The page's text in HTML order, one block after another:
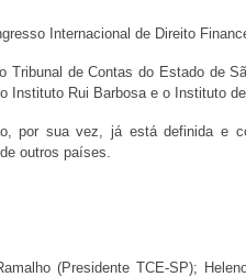
Internacional de Direito
Tribunal de Contas do Estado de
Instituto Rui Barbosa e o Instituto
por sua vez, já está definida e
outros países.
(Presidente TCE-SP);